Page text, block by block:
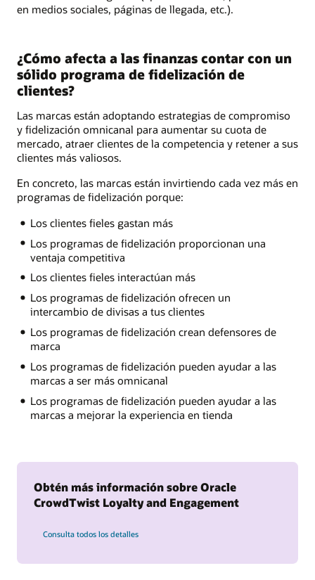
en medios sociales, páginas de llegada, etc.).
¿Cómo afecta a las finanzas contar con un
sólido programa de fidelización de
clientes?
Las marcas están adoptando estrategias de compromiso
y fidelización omnicanal para aumentar su cuota de
mercado, atraer clientes de la competencia y retener a sus
clientes más valiosos.
En concreto, las marcas están invirtiendo cada vez más en
programas de fidelización porque:
Los clientes fieles gastan más
Los programas de fidelización proporcionan una
ventaja competitiva
Los clientes fieles interactúan más
Los programas de fidelización ofrecen un
intercambio de divisas a tus clientes
Los programas de fidelización crean defensores de
marca
Los programas de fidelización pueden ayudar a las
marcas a ser más omnicanal
Los programas de fidelización pueden ayudar a las
marcas a mejorar la experiencia en tienda
Obtén más información sobre Oracle
CrowdTwist Loyalty and Engagement
Consulta todos los detalles